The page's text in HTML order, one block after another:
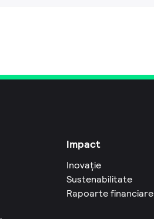
Impact
Inovație
Sustenabilitate
Rapoarte financiare